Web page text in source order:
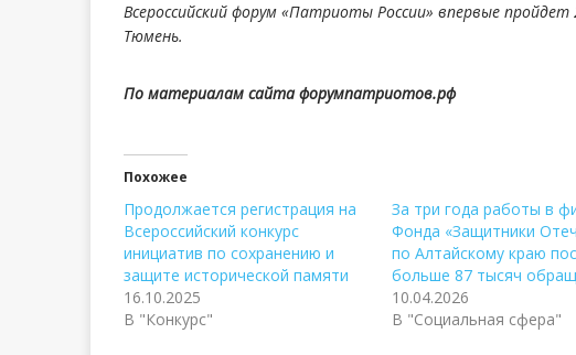
Всероссийский форум «Патриоты России» впервые
Тюмень.
По материалам сайта форумпатриотов.рф
Похожее
Продолжается регистрация на
Всероссийский конкурс
инициатив по сохранению и
защите исторической памяти
16.10.2025
В "Конкурс"
За три года работы в
Фонда «Защитники
по Алтайскому краю
больше 87 тысяч
10.04.2026
В "Социальная сфера"